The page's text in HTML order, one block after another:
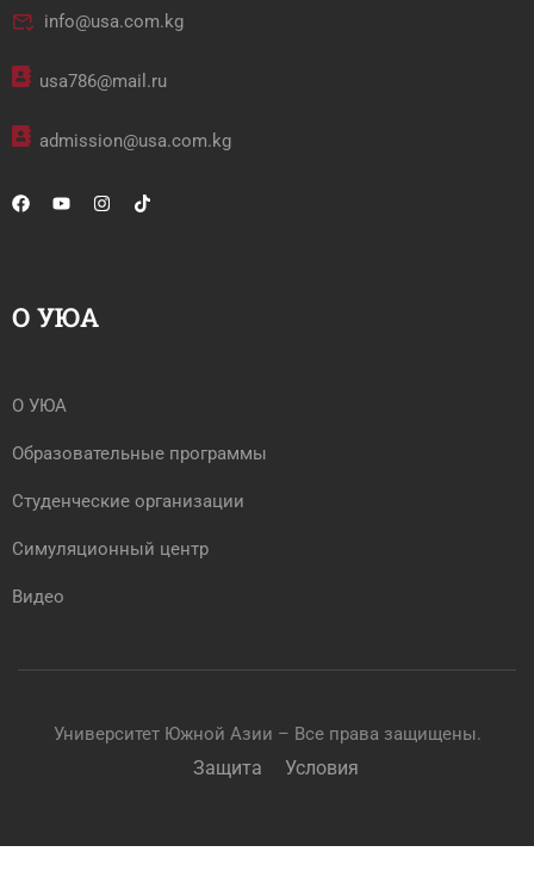
info@usa.com.kg
usa786@mail.ru
admission@usa.com.kg
О УЮА
О УЮА
Образовательные программы
Студенческие организации
Симуляционный центр
Видео
Университет Южной Азии – Все права защищены.
Защита Условия